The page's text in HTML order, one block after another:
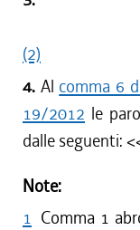
(2)
4. Al comma 6
19/2012 le
dalle seguenti:
Note:
1 Comma 1